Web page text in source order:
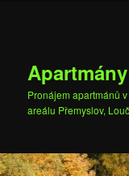
panelu
Pronájem apartmánů
areálu Přemyslov,